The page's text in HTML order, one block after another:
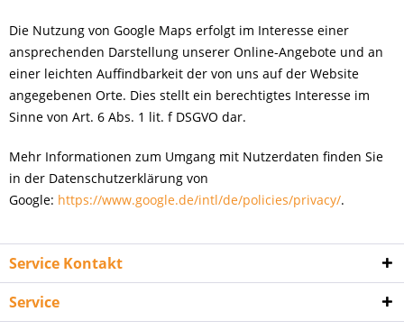
Die Nutzung von Google Maps erfolgt im Interesse einer
ansprechenden Darstellung unserer Online-Angebote und an
einer leichten Auffindbarkeit der von uns auf der Website
angegebenen Orte. Dies stellt ein berechtigtes Interesse im
Sinne von Art. 6 Abs. 1 lit. f DSGVO dar.
Mehr Informationen zum Umgang mit Nutzerdaten finden Sie
in der Datenschutzerklärung von
Google: https://www.google.de/intl/de/policies/privacy/.
Service Kontakt
Service